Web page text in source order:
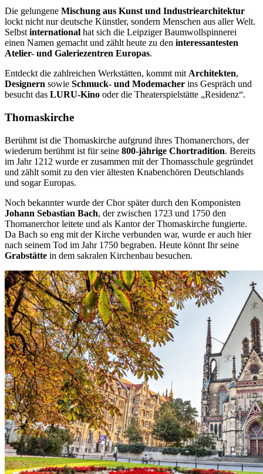
Die gelungene Mischung aus Kunst und Industriearchitektur
lockt nicht nur deutsche Künstler, sondern Menschen aus aller Welt.
Selbst international hat sich die Leipziger Baumwollspinnerei
einen Namen gemacht und zählt heute zu den interessantesten
Atelier- und Galeriezentren Europas.
Entdeckt die zahlreichen Werkstätten, kommt mit Architekten,
Designern sowie Schmuck- und Modemacher ins Gespräch und
besucht das LURU-Kino oder die Theaterspielstätte „Residenz“.
Thomaskirche
Berühmt ist die Thomaskirche aufgrund ihres Thomanerchors, der
wiederum berühmt ist für seine 800-jährige Chortradition. Bereits
im Jahr 1212 wurde er zusammen mit der Thomasschule gegründet
und zählt somit zu den vier ältesten Knabenchören Deutschlands
und sogar Europas.
Noch bekannter wurde der Chor später durch den Komponisten
Johann Sebastian Bach, der zwischen 1723 und 1750 den
Thomanerchor leitete und als Kantor der Thomaskirche fungierte.
Da Bach so eng mit der Kirche verbunden war, wurde er auch hier
nach seinem Tod im Jahr 1750 begraben. Heute könnt Ihr seine
Grabstätte in dem sakralen Kirchenbau besuchen.